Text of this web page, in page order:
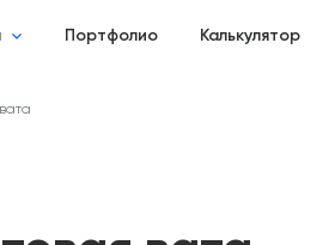
Портфолио Калькулятор